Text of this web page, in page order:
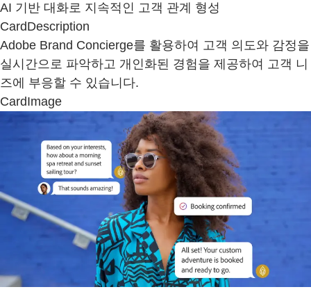
AI 기반 대화로 지속적인 고객 관계 형성
CardDescription
Adobe Brand Concierge를 활용하여 고객 의도와 감정을
실시간으로 파악하고 개인화된 경험을 제공하여 고객 니
즈에 부응할 수 있습니다.
CardImage